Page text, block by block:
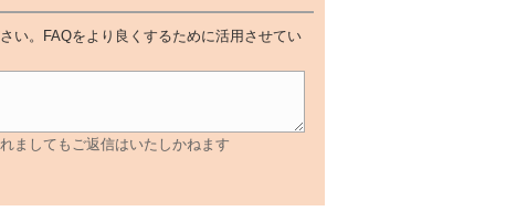
い。FAQをより良くするために活用させてい
ましてもご返信はいたしかねます